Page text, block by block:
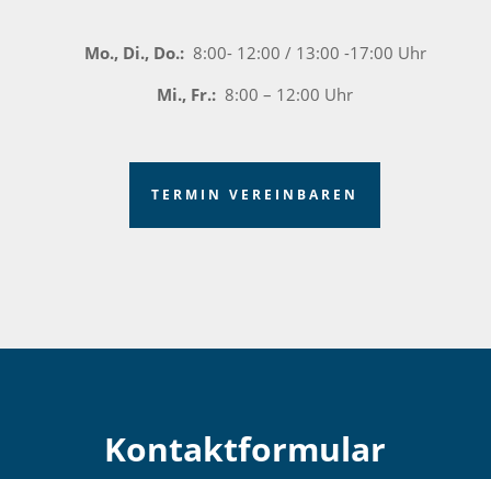
Mo., Di., Do.: 8:00- 12:00 / 13:00 -17:00 Uhr
Mi., Fr.: 8:00 – 12:00 Uhr
TERMIN VEREINBAREN
Kontaktformular